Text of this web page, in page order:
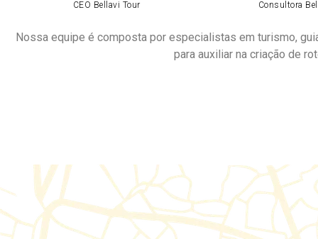
CEO Bellavi Tour Consultora
Nossa equipe é composta por especialistas em turismo,
para auxiliar na criação de